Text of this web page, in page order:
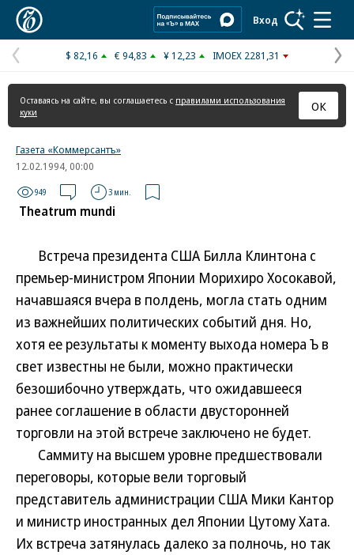
Вход
Предыдущая
страница
$ 82,16 € 94,83 ¥ 12,23 IMOEX 2281,31
Оставаясь на сайте, вы соглашаетесь с правилами использования
куки
ОК
Газета «Коммерсантъ»
12.02.1994, 00:00
949 3 мин.
Theatrum mundi
Встреча президента США Билла Клинтона с
премьер-министром Японии Морихиро Хосокавой,
начавшаяся вчера в полдень, могла стать одним
из важнейших политических событий дня. Но,
хотя ее результаты к моменту выхода номера Ъ в
свет известны не были, можно практически
безошибочно утверждать, что ожидавшееся
ранее соглашение в области двусторонней
торговли на этой встрече заключено не будет.
Саммиту на высшем уровне предшествовали
переговоры, которые вели торговый
представитель администрации США Мики Кантор
и министр иностранных дел Японии Цутому Хата.
Их встреча затянулась далеко за полночь, но так